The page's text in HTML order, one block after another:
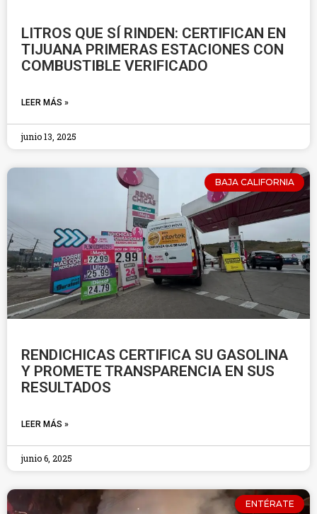
LITROS QUE SÍ RINDEN: CERTIFICAN EN
TIJUANA PRIMERAS ESTACIONES CON
COMBUSTIBLE VERIFICADO
LEER MÁS »
junio 13, 2025
BAJA CALIFORNIA
RENDICHICAS CERTIFICA SU GASOLINA
Y PROMETE TRANSPARENCIA EN SUS
RESULTADOS
LEER MÁS »
junio 6, 2025
ENTÉRATE